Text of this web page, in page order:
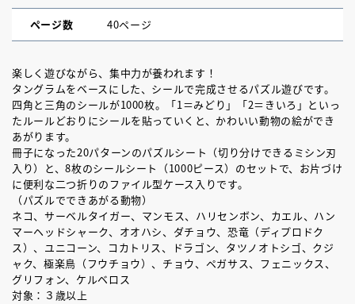
ページ数 40ページ
楽しく遊びながら、集中力が養われます！
タングラムをベースにした、シールで完成させるパズル遊びです。
四角と三角のシールが1000枚。「1＝みどり」「2＝きいろ」といっ
たルールどおりにシールを貼っていくと、かわいい動物の絵ができ
あがります。
冊子になった20パターンのパズルシート（切り分けできるミシン刃
入り）と、8枚のシールシート（1000ピース）のセットで、お片づけ
に便利な二つ折りのファイル型ケース入りです。
（パズルでできあがる動物）
ネコ、サーベルタイガー、マンモス、ハリセンボン、カエル、ハン
マーヘッドシャーク、オオハシ、ダチョウ、恐竜（ディプロドク
ス）、ユニコーン、コカトリス、ドラゴン、タツノオトシゴ、クジ
ャク、極楽鳥（フウチョウ）、チョウ、ペガサス、フェニックス、
グリフォン、ケルベロス
対象：３歳以上